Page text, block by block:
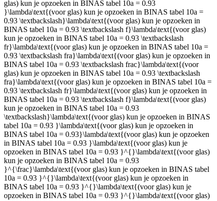
glas) kun je opzoeken in BINAS tabel 10a = 0.93
}\lambda\text{(voor glas) kun je opzoeken in BINAS tabel 10a =
0.93 \textbackslash}\lambda\text{(voor glas) kun je opzoeken in
BINAS tabel 10a = 0.93 \textbackslash f}\lambda\text{(voor glas)
kun je opzoeken in BINAS tabel 10a = 0.93 \textbackslash
fr}\lambda\text{(voor glas) kun je opzoeken in BINAS tabel 10a =
0.93 \textbackslash fra}\lambda\text{(voor glas) kun je opzoeken in
BINAS tabel 10a = 0.93 \textbackslash frac}\lambda\text{(voor
glas) kun je opzoeken in BINAS tabel 10a = 0.93 \textbackslash
fra}\lambda\text{(voor glas) kun je opzoeken in BINAS tabel 10a =
0.93 \textbackslash fr}\lambda\text{(voor glas) kun je opzoeken in
BINAS tabel 10a = 0.93 \textbackslash f}\lambda\text{(voor glas)
kun je opzoeken in BINAS tabel 10a = 0.93
\textbackslash}\lambda\text{(voor glas) kun je opzoeken in BINAS
tabel 10a = 0.93 }\lambda\text{(voor glas) kun je opzoeken in
BINAS tabel 10a = 0.93}\lambda\text{(voor glas) kun je opzoeken
in BINAS tabel 10a = 0.93 }\lambda\text{(voor glas) kun je
opzoeken in BINAS tabel 10a = 0.93 }^{}\lambda\text{(voor glas)
kun je opzoeken in BINAS tabel 10a = 0.93
}^{\frac}\lambda\text{(voor glas) kun je opzoeken in BINAS tabel
10a = 0.93 }^{}\lambda\text{(voor glas) kun je opzoeken in
BINAS tabel 10a = 0.93 }^{}\lambda\text{(voor glas) kun je
opzoeken in BINAS tabel 10a = 0.93 }^{}\lambda\text{(voor glas)